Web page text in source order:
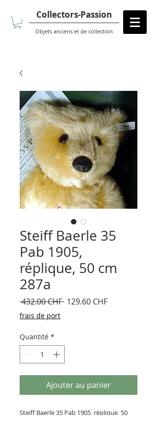
Collectors-Passion
Objets anciens et de collection
Steiff Baerle 35
Pab 1905,
réplique, 50 cm
287a
432.00 CHF Prix
129.60 CHFPrix
frais de port
Quantité *
Ajouter au panier
Steiff Baerle 35 Pab 1905, rèplique, 50